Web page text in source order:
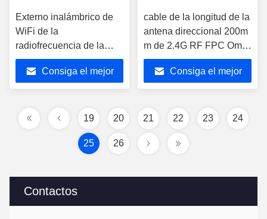
Contactos
Externo inalámbrico de
WiFi de la
radiofrecuencia de la
antena del aumentador
de presión directo
plegable de la gama
Consiga el mejor
cable de la longitud de la
antena direccional 200m
m de 2.4G RF FPC Omni
con el conector de IPEX
Consiga el mejor
19 20 21 22 23 24
25 26